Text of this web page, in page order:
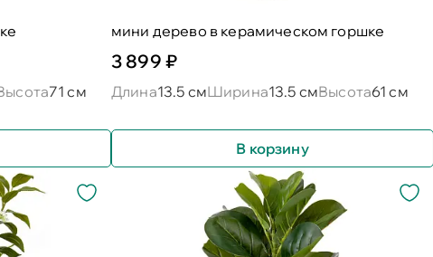
71 см
мини дерево в керамическом горшке
3 899 ₽
Длина13.5 смШирина13.5 смВысота61 см
В корзину